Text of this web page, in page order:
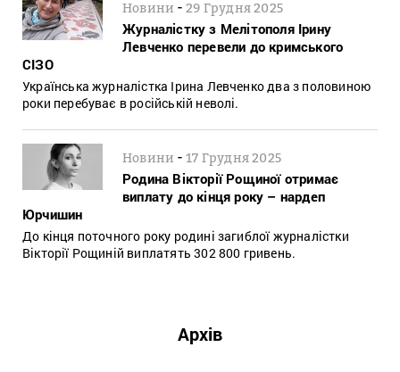
Новини -29 Грудня 2025
Журналістку з Мелітополя Ірину
Левченко перевели до кримського
СІЗО
Українська журналістка Ірина Левченко два з половиною
роки перебуває в російській неволі.
Новини -17 Грудня 2025
Родина Вікторії Рощиної отримає
виплату до кінця року – нардеп
Юрчишин
До кінця поточного року родині загиблої журналістки
Вікторії Рощиній виплатять 302 800 гривень.
Архів